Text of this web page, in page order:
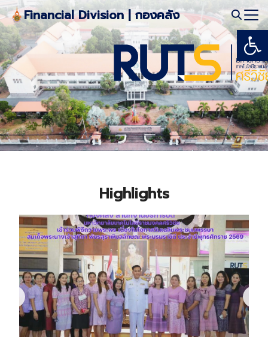
Skip
to
content
Financial Division | กองคลัง
Search
for:
Highlights